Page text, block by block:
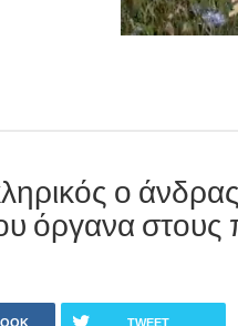
ο
όργανα
TWEET